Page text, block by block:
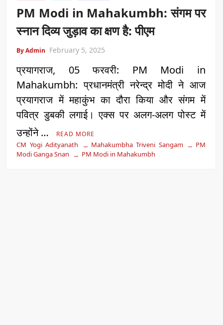
PM Modi in Mahakumbh: संगम पर
स्नान दिव्य जुड़ाव का क्षण है: पीएम
By Admin February 5, 2025
प्रयागराज, 05 फरवरी: PM Modi in
Mahakumbh: प्रधानमंत्री नरेन्द्र मोदी ने आज
प्रयागराज में महाकुंभ का दौरा किया और संगम में
पवित्र डुबकी लगाई। एक्स पर अलग-अलग पोस्ट में
उन्होंने …
READ MORE
CM Yogi Adityanath Mahakumbha Triveni Sangam
PM
Modi Ganga Snan
PM Modi in Mahakumbh